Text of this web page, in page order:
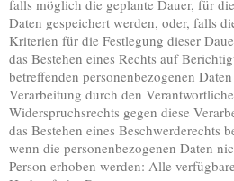
falls möglich die geplante Dauer, für
Daten gespeichert werden, oder, falls
Kriterien für die Festlegung dieser
das Bestehen eines Rechts auf
betreffenden personenbezogenen
Verarbeitung durch den
Widerspruchsrechts gegen diese
das Bestehen eines Beschwerderechts
wenn die personenbezogenen Daten
Person erhoben werden: Alle